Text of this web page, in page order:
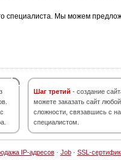
специалиста. Мы можем
Шаг третий - создание
можете заказать сайт любой
сложности, связавшись с
специалистом.
IP-адресов· Job· SSL-